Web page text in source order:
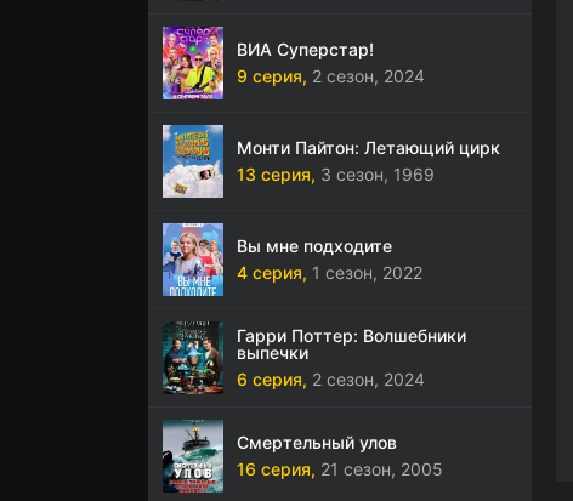
ВИА Суперстар!
9 серия, 2 сезон, 2024
Монти Пайтон: Летающий цирк
13 серия, 3 сезон, 1969
Вы мне подходите
4 серия, 1 сезон, 2022
Гарри Поттер: Волшебники
выпечки
6 серия, 2 сезон, 2024
Смертельный улов
16 серия, 21 сезон, 2005